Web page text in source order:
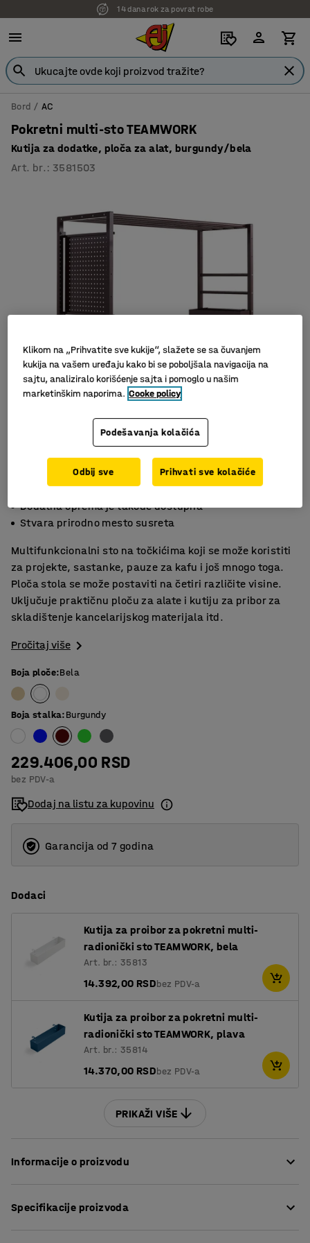
14 dana rok za povrat robe
Bord AC
Pokretni multi-sto TEAMWORK
Kutija za dodatke, ploča za alat, burgundy/bela
Art. br. : 3581503
Slični proizvodi
Podesivi sto sa četiri visine
Dodatna oprema je takođe dostupna
Stvara prirodno mesto susreta
Multifunkcionalni sto na točkićima koji se može koristiti
za projekte, sastanke, pauze za kafu i još mnogo toga.
Ploča stola se može postaviti na četiri različite visine.
Uključuje praktičnu ploču za alate i kutiju za pribor za
skladištenje kancelarijskog materijala itd.
Pročitaj više
Boja ploče:Bela
Boja stalka:Burgundy
229.406,00 RSD
bez PDV-a
Dodaj na listu za kupovinu
Garancija od 7 godina
Dodaci
Kutija za proibor za pokretni multi-
radionički sto TEAMWORK, bela
Art. br.: 35813
14.392,00 RSDbez PDV-a
Kutija za proibor za pokretni multi-
radionički sto TEAMWORK, plava
Art. br.: 35814
14.370,00 RSDbez PDV-a
PRIKAŽI VIŠE
Informacije o proizvodu
ljudi u kancelariji, ali je takođe idealan za škole, menze,
Specifikacije proizvoda
Klikom na „Prihvatite sve kukije“, slažete se sa čuvanjem
kukija na vašem uređaju kako bi se poboljšala navigacija na
sajtu, analiziralo korišćenje sajta i pomoglo u našim
marketinškim naporima. Cooke policy
Podešavanja kolačića
Odbij sve Prihvati sve kolačiće